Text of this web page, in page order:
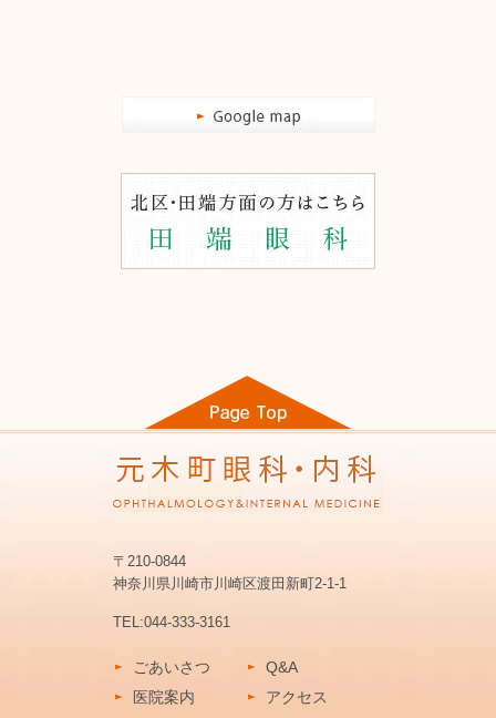
〒210-0844
神奈川県川崎市川崎区渡田新町2-1-1
TEL:044-333-3161
ごあいさつ
医院案内
Q&A
アクセス